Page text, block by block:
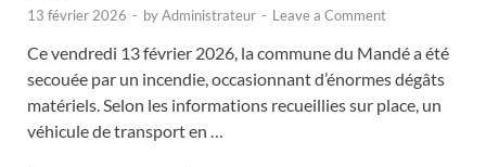
13 février 2026 - byAdministrateur - Leave a Comment
Ce vendredi 13 février 2026, la commune du Mandé a été
secouée par un incendie, occasionnant d’énormes dégâts
matériels. Selon les informations recueillies sur place, un
véhicule de transport en …